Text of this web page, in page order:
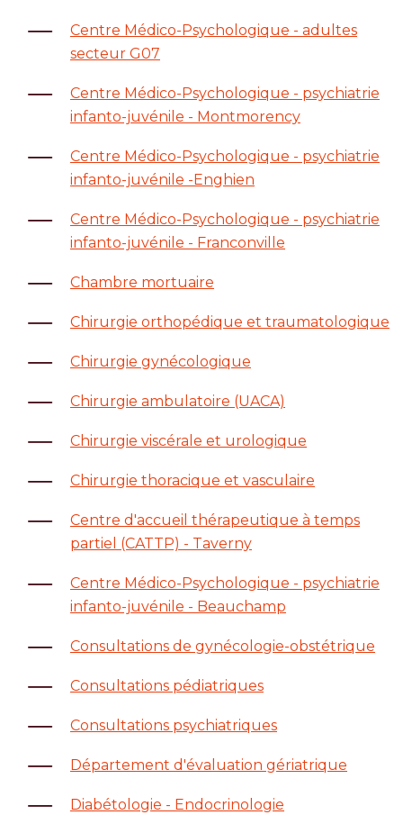
Centre Médico-Psychologique - adultes
secteur G07
Centre Médico-Psychologique - psychiatrie
infanto-juvénile - Montmorency
Centre Médico-Psychologique - psychiatrie
infanto-juvénile -Enghien
Centre Médico-Psychologique - psychiatrie
infanto-juvénile - Franconville
Chambre mortuaire
Chirurgie orthopédique et traumatologique
Chirurgie gynécologique
Chirurgie ambulatoire (UACA)
Chirurgie viscérale et urologique
Chirurgie thoracique et vasculaire
Centre d'accueil thérapeutique à temps
partiel (CATTP) - Taverny
Centre Médico-Psychologique - psychiatrie
infanto-juvénile - Beauchamp
Consultations de gynécologie-obstétrique
Consultations pédiatriques
Consultations psychiatriques
Département d'évaluation gériatrique
Diabétologie - Endocrinologie